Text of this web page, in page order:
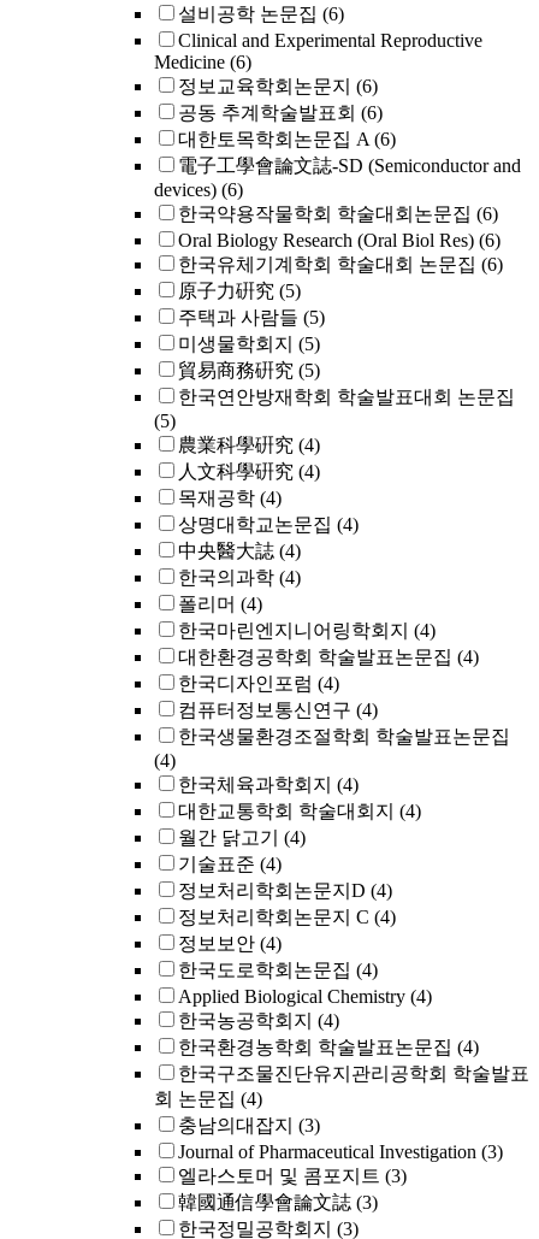
설비공학 논문집 (6)
Clinical and Experimental Reproductive
Medicine (6)
정보교육학회논문지 (6)
공동 추계학술발표회 (6)
대한토목학회논문집 A (6)
電子工學會論文誌-SD (Semiconductor and
devices) (6)
한국약용작물학회 학술대회논문집 (6)
Oral Biology Research (Oral Biol Res) (6)
한국유체기계학회 학술대회 논문집 (6)
原子力硏究 (5)
주택과 사람들 (5)
미생물학회지 (5)
貿易商務硏究 (5)
한국연안방재학회 학술발표대회 논문집
(5)
農業科學硏究 (4)
人文科學硏究 (4)
목재공학 (4)
상명대학교논문집 (4)
中央醫大誌 (4)
한국의과학 (4)
폴리머 (4)
한국마린엔지니어링학회지 (4)
대한환경공학회 학술발표논문집 (4)
한국디자인포럼 (4)
컴퓨터정보통신연구 (4)
한국생물환경조절학회 학술발표논문집
(4)
한국체육과학회지 (4)
대한교통학회 학술대회지 (4)
월간 닭고기
(4)
기술표준 (4)
정보처리학회논문지D (4)
정보처리학회논문지 C (4)
정보보안 (4)
한국도로학회논문집 (4)
Applied Biological Chemistry (4)
한국농공학회지 (4)
한국환경농학회 학술발표논문집 (4)
한국구조물진단유지관리공학회 학술발표
회 논문집 (4)
충남의대잡지 (3)
Journal of Pharmaceutical Investigation (3)
엘라스토머 및 콤포지트 (3)
韓國通信學會論文誌 (3)
한국정밀공학회지 (3)